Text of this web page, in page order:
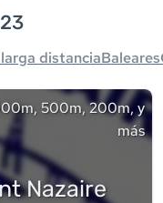
larga distanciaBaleares
500m, 200m, y
más
Nazaire